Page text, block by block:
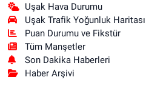
Uşak Hava Durumu
Uşak Trafik Yoğunluk Haritası
Puan Durumu ve Fikstür
Tüm Manşetler
Son Dakika Haberleri
Haber Arşivi